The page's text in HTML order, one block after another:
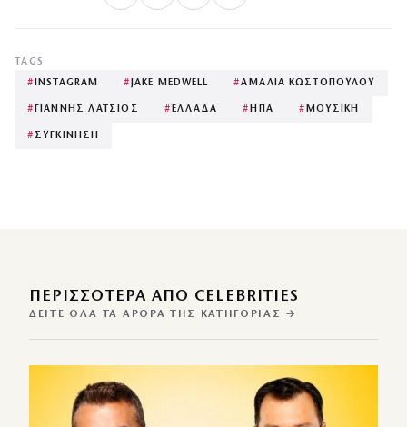
TAGS
# INSTAGRAM # JAKE MEDWELL #ΑΜΑΛΙΑ ΚΩΣΤΟΠΟΥΛΟΥ
# ΓΙΑΝΝΗΣ ΛΑΤΣΙΟΣ # ΕΛΛΑΔΑ # ΗΠΑ # ΜΟΥΣΙΚΗ
# ΣΥΓΚΙΝΗΣΗ
ΠΕΡΙΣΣΌΤΕΡΑ ΑΠΌ CELEBRITIES
ΔΕΊΤΕ ΌΛΑ ΤΑ ΆΡΘΡΑ ΤΗΣ ΚΑΤΗΓΟΡΊΑΣ →